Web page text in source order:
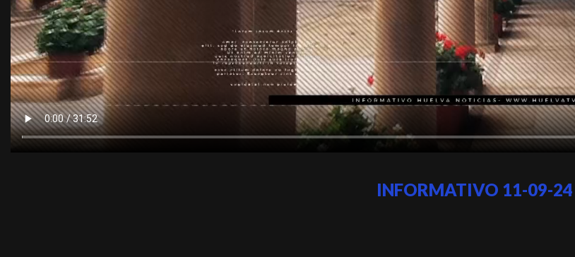
INFORMATIVO 11-09-24